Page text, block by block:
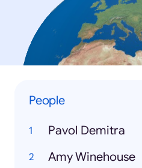
People
Pavol Demitra
Amy Winehouse